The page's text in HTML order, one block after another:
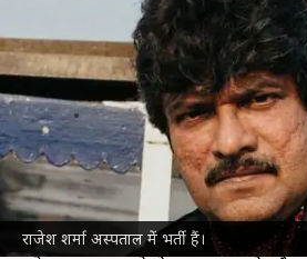
राजेश शर्मा अस्पताल में भर्ती हैं।
'फौजी' सेट पर कीड़े के वार से
बीमार, अस्पताल में हुए भर्ती;
सुरक्षा इंतजामों पर सवाल
मनोरंजन Jul 09, 2026
अभिनेता राजेश शर्मा को अस्पताल में
प्रभास की आने वाली फिल्म 'फौजी' की
रामोजी फिल्म सिटी में उन्हें एक कीड़े ने
शुरुआत में तो इस पर किसी ने ध्यान